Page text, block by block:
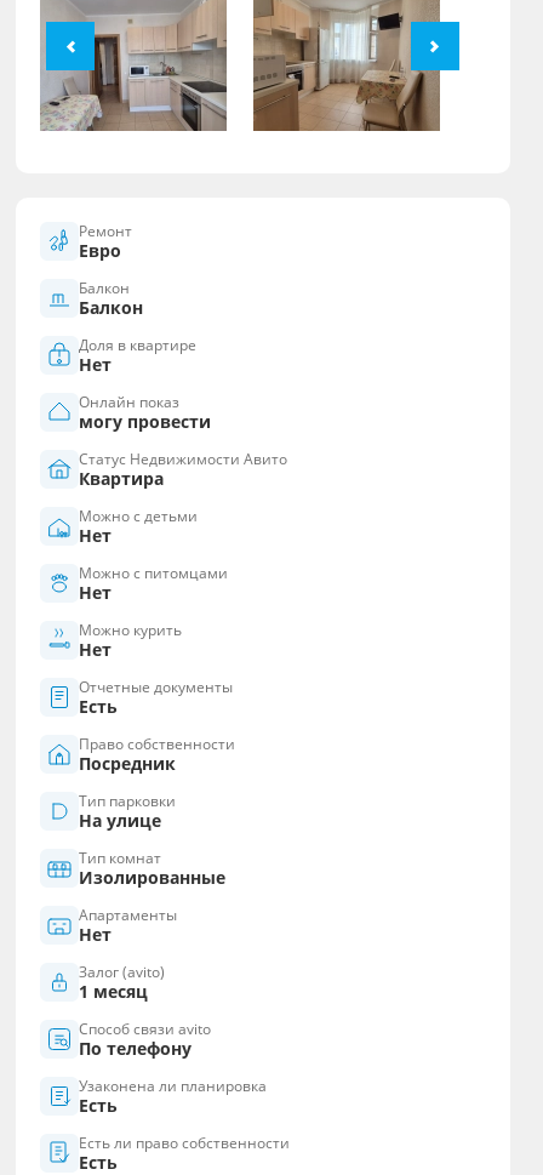
Ремонт
Евро
Балкон
Балкон
Доля в квартире
Нет
Онлайн показ
могу провести
Статус Недвижимости Авито
Квартира
Можно с детьми
Нет
Можно с питомцами
Нет
Можно курить
Нет
Отчетные документы
Есть
Право собственности
Посредник
Тип парковки
На улице
Тип комнат
Изолированные
Апартаменты
Нет
Залог (avito)
1 месяц
Способ связи avito
По телефону
Узаконена ли планировка
Есть
Есть ли право собственности
Есть